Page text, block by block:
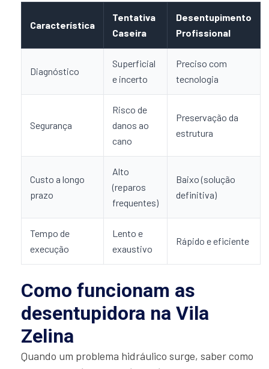
Característica
Tentativa
Caseira
Desentupimento
Profissional
Diagnóstico
Superficial
e incerto
Preciso com
tecnologia
Segurança
Risco de
danos ao
cano
Preservação da
estrutura
Custo a longo
prazo
Alto
(reparos
frequentes)
Baixo (solução
definitiva)
Tempo de
execução
Lento e
exaustivo
Rápido e eficiente
Como funcionam as
desentupidora na Vila
Zelina
Quando um problema hidráulico surge, saber como